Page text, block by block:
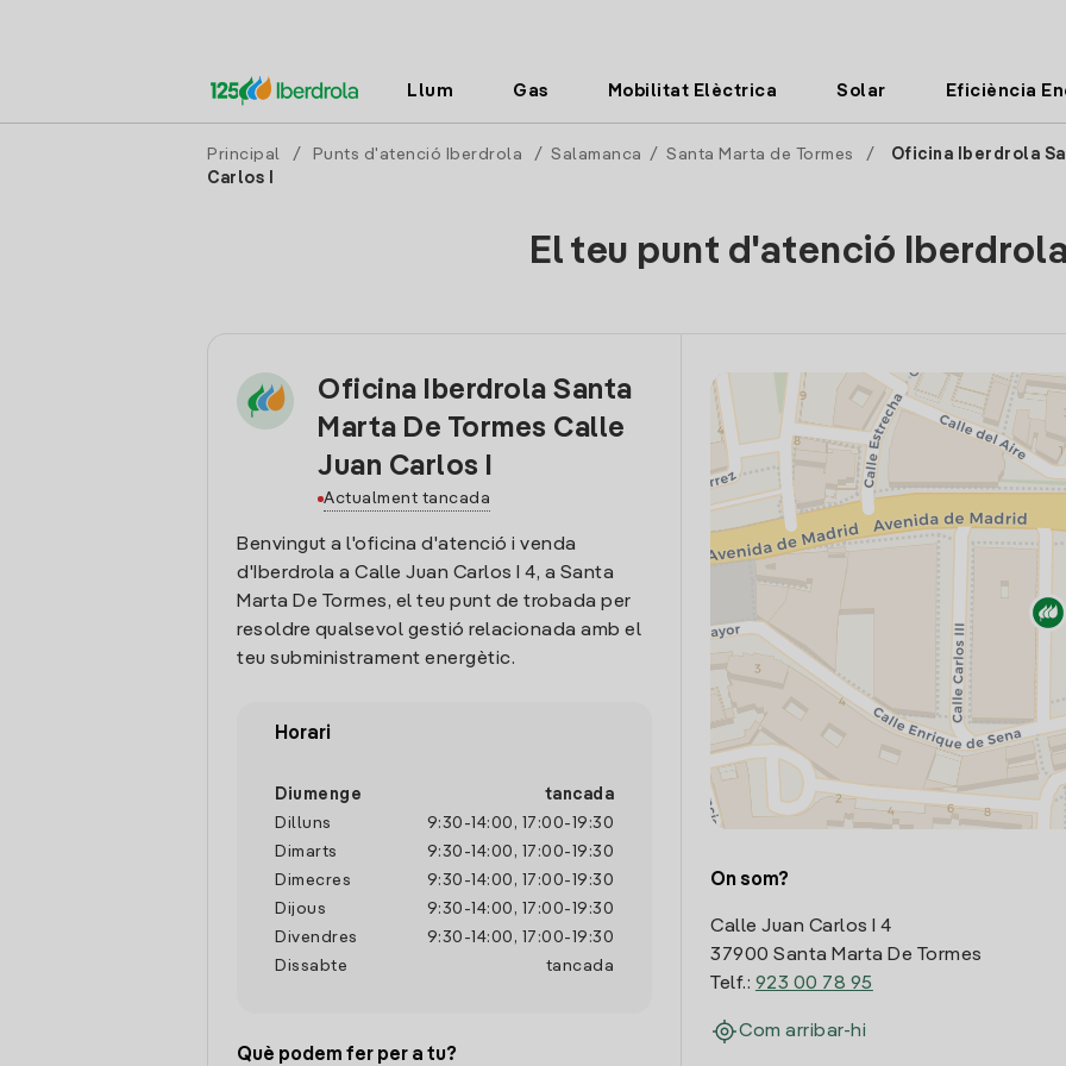
Llum Gas Mobilitat Elèctrica Solar Eficiència
Principal / Punts d'atenció Iberdrola / Salamanca / Santa Marta de Tormes /
Oficina Iberdrola
Carlos I
El teu punt d'atenció
Oficina Iberdrola Santa
Marta De Tormes Calle
Juan Carlos I
Actualment tancada
Benvingut a l'oficina d'atenció i venda
d'Iberdrola a Calle Juan Carlos I 4, a Santa
Marta De Tormes, el teu punt de trobada per
resoldre qualsevol gestió relacionada amb el
teu subministrament energètic.
Horari
Diumenge
tancada
Dilluns
9:30 - 14:00 , 17:00- 19:30
Dimarts
9:30 - 14:00 , 17:00- 19:30
Dimecres
9:30 - 14:00 , 17:00- 19:30
Dijous
9:30 - 14:00 , 17:00- 19:30
Divendres
9:30 - 14:00 , 17:00- 19:30
Dissabte
tancada
Què podem fer per a tu?
On som?
Calle Juan Carlos I 4
37900 Santa Marta De Tormes
Telf.: 923 00 78 95
Com arribar-hi